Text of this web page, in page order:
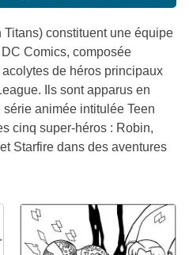
Titans) constituent une équipe
Comics, composée
de héros principaux
Ils sont apparus en
animée intitulée Teen
cinq super-héros : Robin,
Starfire dans des aventures